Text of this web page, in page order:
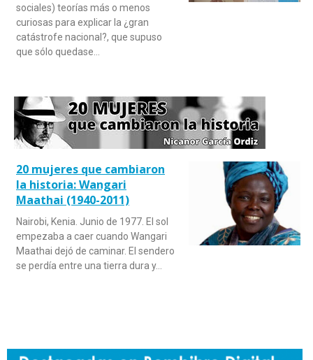
sociales) teorías más o menos
curiosas para explicar la ¿gran
catástrofe nacional?, que supuso
que sólo quedase…
20 mujeres que cambiaron
la historia: Wangari
Maathai (1940-2011)
Nairobi, Kenia. Junio de 1977. El sol
empezaba a caer cuando Wangari
Maathai dejó de caminar. El sendero
se perdía entre una tierra dura y…